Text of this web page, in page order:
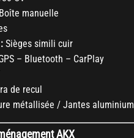
Boîte manuelle
Sièges simili cuir
– Bluetooth – CarPlay
de recul
métallisée / Jantes aluminium
AKX